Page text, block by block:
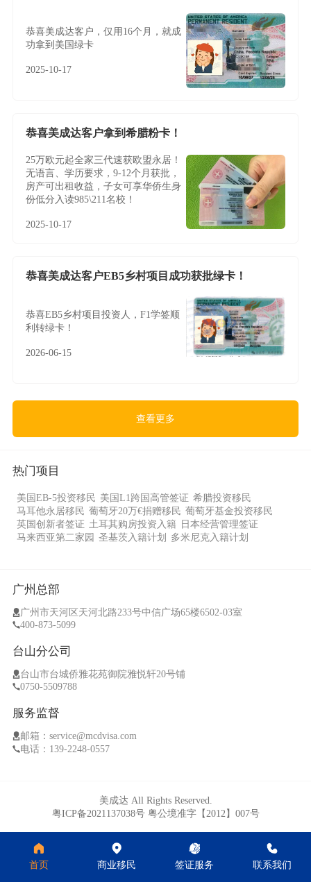
恭喜美成达客户，仅用16个月，就成
功拿到美国绿卡
2025-10-17
恭喜美成达客户拿到希腊粉卡！
25万欧元起全家三代速获欧盟永居！
无语言、学历要求，9-12个月获批，
房产可出租收益，子女可享华侨生身
份低分入读985\211名校！
2025-10-17
恭喜美成达客户EB5乡村项目成功获批绿卡！
恭喜EB5乡村项目投资人，F1学签顺
利转绿卡！
2026-06-15
查看更多
热门项目
美国EB-5投资移民 美国L1跨国高管签证 希腊投资移民
马耳他永居移民 葡萄牙20万€捐赠移民 葡萄牙基金投资移民
英国创新者签证 土耳其购房投资入籍 日本经营管理签证
马来西亚第二家园 圣基茨入籍计划 多米尼克入籍计划
广州总部
广州市天河区天河北路233号中信广场65楼6502-03室
400-873-5099
台山分公司
台山市台城侨雅花苑御院雅悦轩20号铺
0750-5509788
服务监督
邮箱：service@mcdvisa.com
电话：139-2248-0557
美成达 All Rights Reserved.
粤ICP备2021137038号粤公境准字【2012】007号
首页 商业移民 签证服务 联系我们